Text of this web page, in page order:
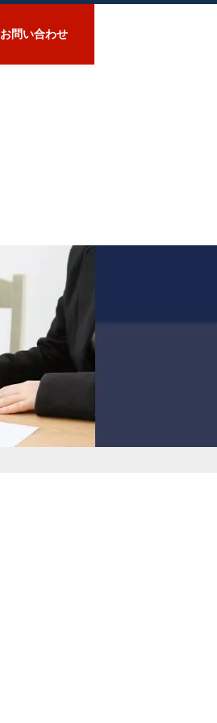
お問い合わせ